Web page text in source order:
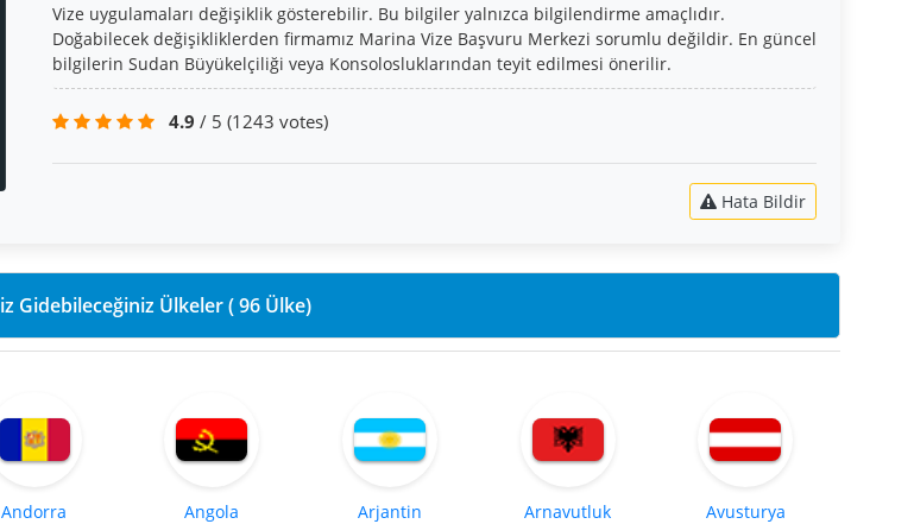
Vize uygulamaları değişiklik gösterebilir. Bu bilgiler yalnızca bilgilendirme amaçlıdır.
Doğabilecek değişikliklerden firmamız Marina Vize Başvuru Merkezi sorumlu değildir. En güncel
bilgilerin Sudan Büyükelçiliği veya Konsolosluklarından teyit edilmesi önerilir.
4.9 / 5 (1243 votes)
Hata Bildir
90 Gün Süreyle Vizesiz Gidebileceğiniz Ülkeler ( 96 Ülke)
Andorra Angola Arjantin Arnavutluk Avusturya